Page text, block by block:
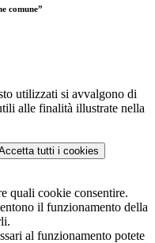
comune”
utilizzati si avvalgono di
alle finalità illustrate nella
tutti i cookies
quali cookie consentire.
il funzionamento della
al funzionamento potete